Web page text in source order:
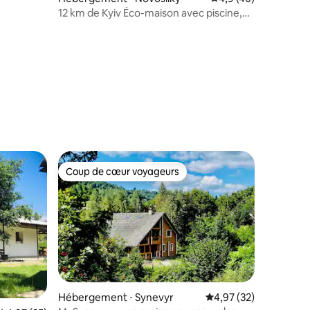
: 5 sur 5
12 km de Kyiv Éco-maison avec piscine,
: 4,94 sur 5
Coup de cœur voyageurs
Coup de cœur voyageurs
Hébergement ⋅ Synevyr Évaluation moyenne
4,97 (32)